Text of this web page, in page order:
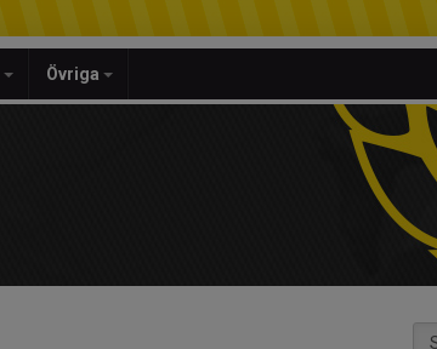
Övriga